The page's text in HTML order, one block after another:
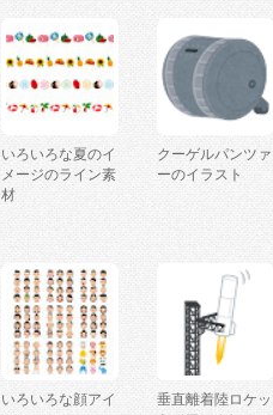
いろいろな夏のイ
メージのライン素
材
クーゲルパンツァ
ーのイラスト
いろいろな顔アイ
垂直離着陸ロケッ